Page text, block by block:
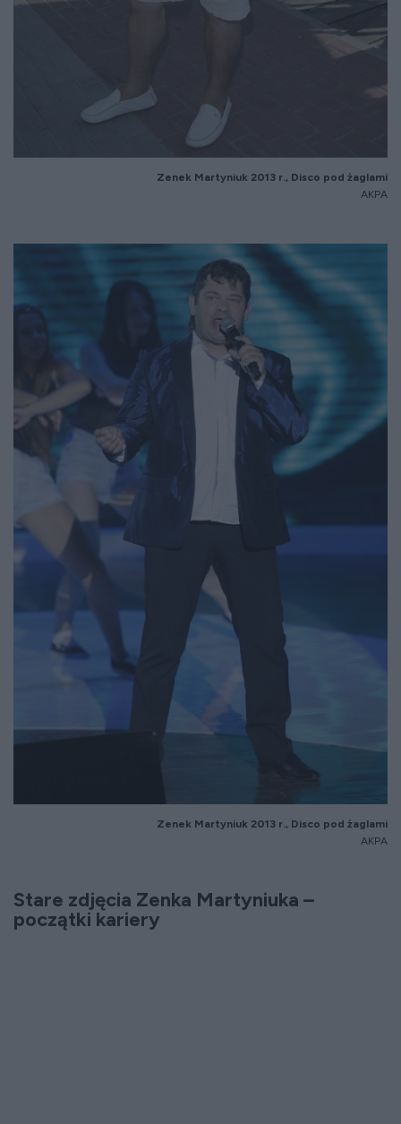
Zenek Martyniuk 2013 r., Disco pod żaglami
AKPA
Zenek Martyniuk 2013 r., Disco pod żaglami
AKPA
Stare zdjęcia Zenka Martyniuka –
początki kariery